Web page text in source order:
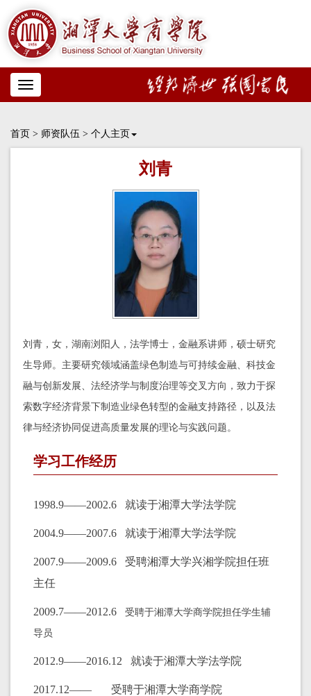
Toggle
navigation
首页 > 师资队伍 > 个人主页
刘青
刘青，女，湖南浏阳人，法学博士，金融系讲师，硕士研究
生导师。主要研究领域涵盖绿色制造与可持续金融、科技金
融与创新发展、法经济学与制度治理等交叉方向，致力于探
索数字经济背景下制造业绿色转型的金融支持路径，以及法
律与经济协同促进高质量发展的理论与实践问题。
学习工作经历
1998.9——2002.6 就读于湘潭大学法学院
2004.9——2007.6 就读于湘潭大学法学院
2007.9——2009.6 受聘湘潭大学兴湘学院担任班
主任
2009.7——2012.6 受聘于湘潭大学商学院担任学生辅
导员
2012.9——2016.12 就读于湘潭大学法学院
2017.12—— 受聘于湘潭大学商学院